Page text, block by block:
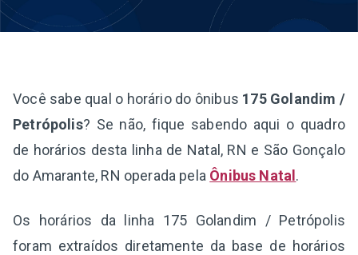
Você sabe qual o horário do ônibus 175 Golandim /
Petrópolis? Se não, fique sabendo aqui o quadro
de horários desta linha de Natal, RN e São Gonçalo
do Amarante, RN operada pela Ônibus Natal.
Os horários da linha 175 Golandim / Petrópolis
foram extraídos diretamente da base de horários